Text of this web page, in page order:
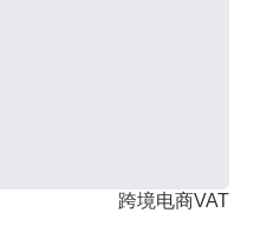
跨境电商VAT